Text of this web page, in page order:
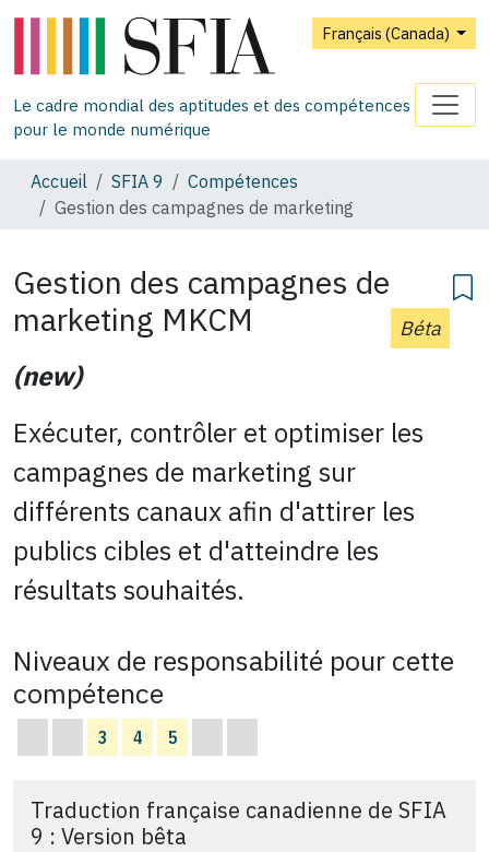
Français (Canada)
Le cadre mondial des aptitudes et des compétences
pour le monde numérique
Accueil SFIA 9
Compétences
Gestion des campagnes de marketing
Gestion des campagnes de
marketing MKCM Béta
(new)
Exécuter, contrôler et optimiser les
campagnes de marketing sur
différents canaux afin d'attirer les
publics cibles et d'atteindre les
résultats souhaités.
Niveaux de responsabilité pour cette
compétence
3 4 5
Traduction française canadienne de SFIA
9 : Version bêta